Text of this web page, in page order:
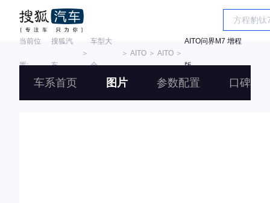
当前位
置:
搜狐汽
车
＞
车型大
全
＞ AITO＞ AITO＞
AITO问界M7 增程
版
车系首页 图片 参数配置 口碑